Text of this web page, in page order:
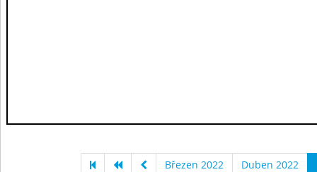
Březen 2022 Duben 2022